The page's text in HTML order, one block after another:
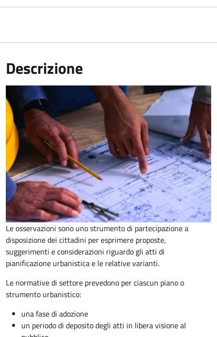
Descrizione
Le osservazioni sono uno strumento di partecipazione a
disposizione dei cittadini per esprimere proposte,
suggerimenti e considerazioni riguardo gli atti di
pianificazione urbanistica e le relative varianti.
Le normative di settore prevedono per ciascun piano o
strumento urbanistico:
una fase di adozione
un periodo di deposito degli atti in libera visione al